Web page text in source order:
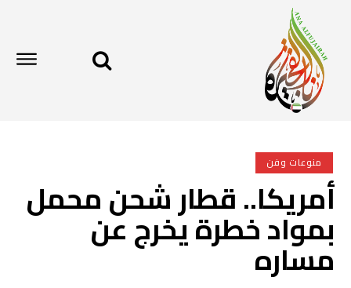
منوعات وفن
أمريكا.. قطار شحن محمل
بمواد خطرة يخرج عن
مساره